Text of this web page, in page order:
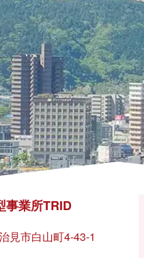
事業所TRID
見市白山町4-43-1